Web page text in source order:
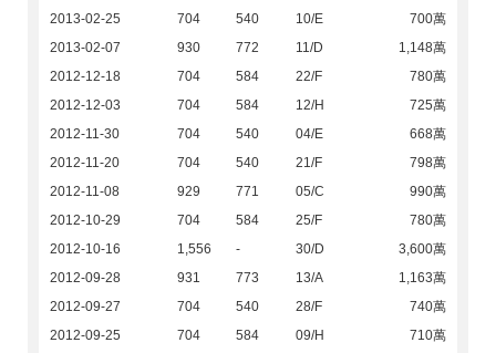
2013-02-25
704 540 10/E
700萬
2013-02-07
930 772 11/D
1,148萬
2012-12-18
704 584 22/F
780萬
2012-12-03
704 584 12/H
725萬
2012-11-30
704 540 04/E
668萬
2012-11-20
704 540 21/F
798萬
2012-11-08
929 771 05/C
990萬
2012-10-29
704 584 25/F
780萬
2012-10-16
1,556 - 30/D
3,600萬
2012-09-28
931 773 13/A
1,163萬
2012-09-27
704 540 28/F
740萬
2012-09-25
704 584 09/H
710萬